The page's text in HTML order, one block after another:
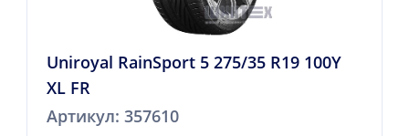
Uniroyal RainSport 5 275/35 R19 100Y
XL FR
Артикул: 357610